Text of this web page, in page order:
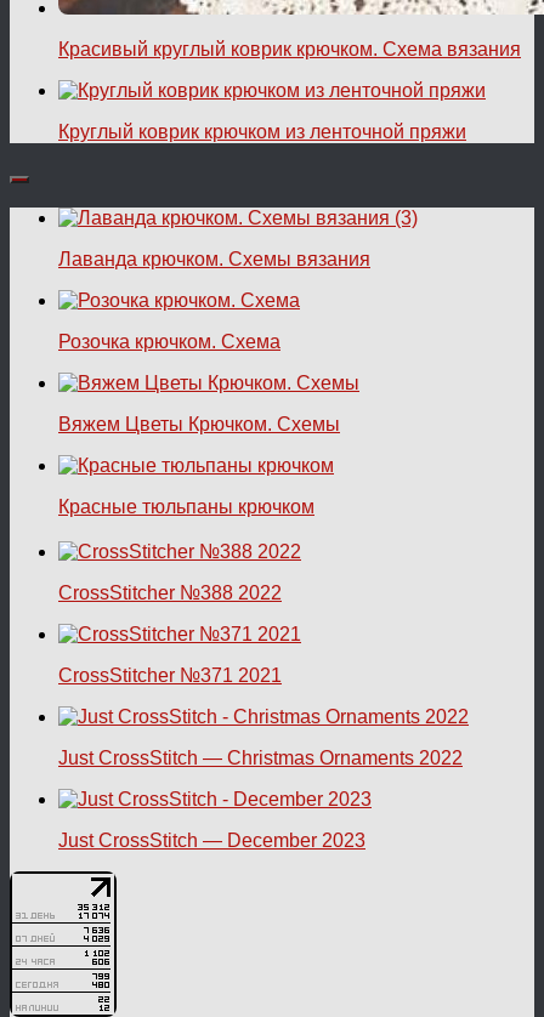
Красивый круглый коврик крючком. Схема вязания
Круглый коврик крючком из ленточной пряжи
Лаванда крючком. Схемы вязания
Розочка крючком. Схема
Вяжем Цветы Крючком. Схемы
Красные тюльпаны крючком
CrossStitcher №388 2022
CrossStitcher №371 2021
Just CrossStitch — Christmas Ornaments 2022
Just CrossStitch — December 2023